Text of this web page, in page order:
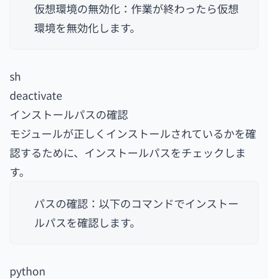
仮想環境の無効化：作業が終わったら仮想
環境を無効化します。
sh
deactivate
インストールパスの確認
モジュールが正しくインストールされているかを確
認するために、インストールパスをチェックしま
す。
パスの確認：以下のコマンドでインストー
ルパスを確認します。
python